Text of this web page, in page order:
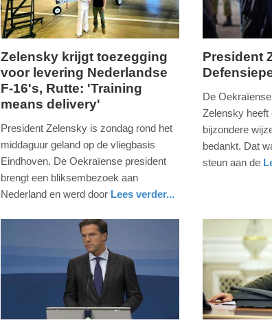
zondag,
20.
augustus
2023
13:01
Update:
04-
Zelensky krijgt toezegging
voor levering Nederlandse
F-16's, Rutte: 'Training
means delivery'
President Zelensky is zondag rond het
middaguur geland op de vliegbasis
Eindhoven. De Oekraïense president
brengt een bliksembezoek aan
Nederland en werd door Lees verder...
brabant
donderdag,
04-
2025
President
De
Zelensky heeft
bijzondere
bedankt. Dat
steun aan de